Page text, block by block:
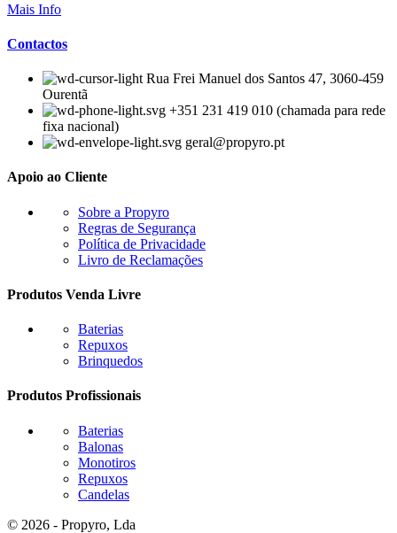
Mais Info
Contactos
Rua Frei Manuel dos Santos 47, 3060-459
Ourentã​
+351 231 419 010 (chamada para rede
fixa nacional)
geral@propyro.pt
Apoio ao Cliente
Sobre a Propyro
Regras de Segurança
Política de Privacidade
Livro de Reclamações
Produtos Venda Livre
Baterias
Repuxos
Brinquedos
Produtos Profissionais
Baterias
Balonas
Monotiros
Repuxos
Candelas
© 2026 - Propyro, Lda